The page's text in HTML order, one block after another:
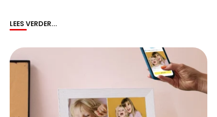
LEES VERDER...